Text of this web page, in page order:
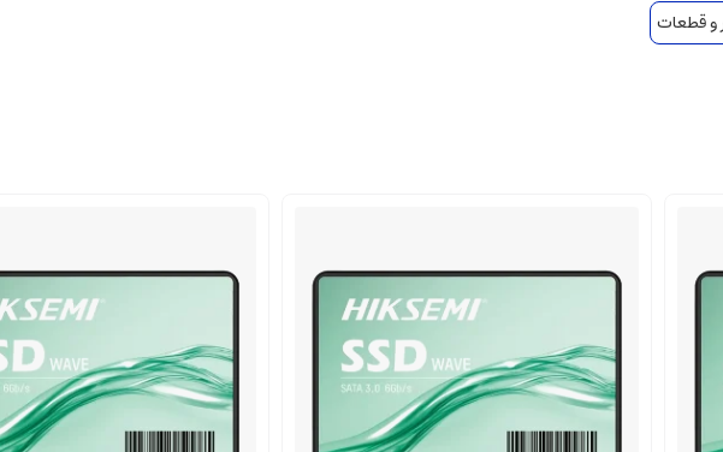
و قطعات